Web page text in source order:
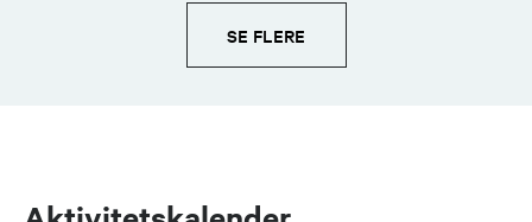
SE FLERE